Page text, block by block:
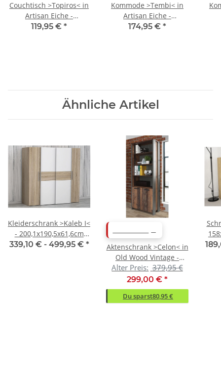
Couchtisch >Topiros< in
Artisan Eiche -
74,4x45,5x74,4cm
119,95 € *
Kommode >Tembi< in
Artisan Eiche -
108,8x111,1x34,8cm
174,95 € *
Ähnliche Artikel
Kleiderschrank >Kaleb I<
- 200,1x190,5x61,6cm
(BxHxT)
339,10 € - 499,95 € *
Aktenschrank >Celon< in
Old Wood Vintage -
86x220.7x41.6cm (BxHxT)
Alter Preis: 379,95 €
299,00 € *
Du sparst80,95 €